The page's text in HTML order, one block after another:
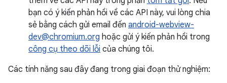
bạn có ý kiến phản hồi về các API này, vui lòng chia
sẻ bằng cách gửi email đến android-webview-
dev@chromium.org hoặc gửi ý kiến phản hồi trong
công cụ theo dõi lỗi của chúng tôi.
Các tính năng sau đây đang trong giai đoạn thử nghiệm: